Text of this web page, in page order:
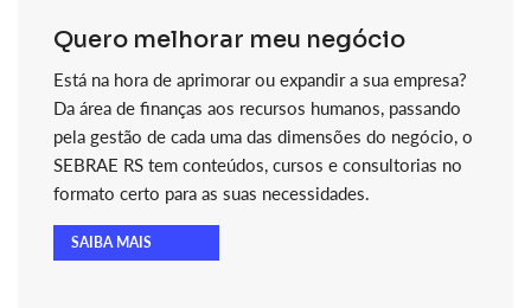
Quero melhorar meu negócio
Está na hora de aprimorar ou expandir a sua empresa?
Da área de finanças aos recursos humanos, passando
pela gestão de cada uma das dimensões do negócio, o
SEBRAE RS tem conteúdos, cursos e consultorias no
formato certo para as suas necessidades.
SAIBA MAIS